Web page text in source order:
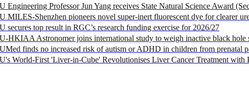
Engineering Professor Jun Yang receives State Natural Science Award
MILES-Shenzhen pioneers novel super-inert fluorescent dye for clearer
secures top result in RGC’s research funding exercise for 2026/27
HKIAA Astronomer joins international study to weigh inactive black hole
finds no increased risk of autism or ADHD in children from prenatal
World-First 'Liver-in-Cube' Revolutionises Liver Cancer Treatment with